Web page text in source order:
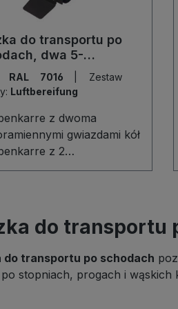
łożyska kulkowe
przejazd nawet z
ładunkiem.
do transportu po
dwa 5-
wieńce kół
RAL 7016
Luftbereifung
z dwoma
gwiazdami kół
z 2
wieńcami kół
zaprojektowana do
transportu
po schodach i
terenie. Dwa 5-
wieńce z
do transportu
do transportu po schodach
po stopniach, progach i wąskich